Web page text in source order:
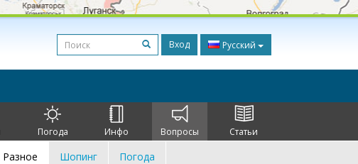
Вход Русский
Погода Инфо Вопросы Статьи
Разное Шопинг Погода